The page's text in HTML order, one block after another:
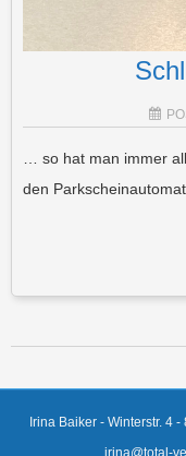
… so hat man immer
den
Post
Irina Baiker - Winterstr. 4